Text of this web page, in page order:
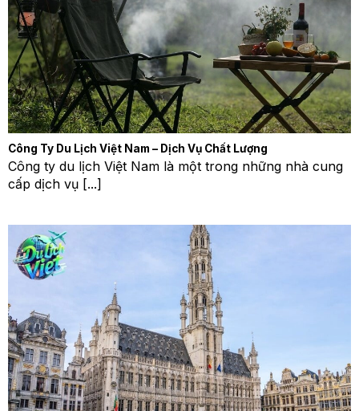
Công Ty Du Lịch Việt Nam – Dịch Vụ Chất Lượng
Công ty du lịch Việt Nam là một trong những nhà cung
cấp dịch vụ [...]